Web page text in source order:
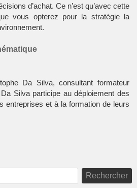
d’achat. Ce n’est qu’avec cette
vous opterez pour la stratégie la
Da Silva, consultant formateur
Silva participe au déploiement des
entreprises et à la formation de leurs
Rechercher